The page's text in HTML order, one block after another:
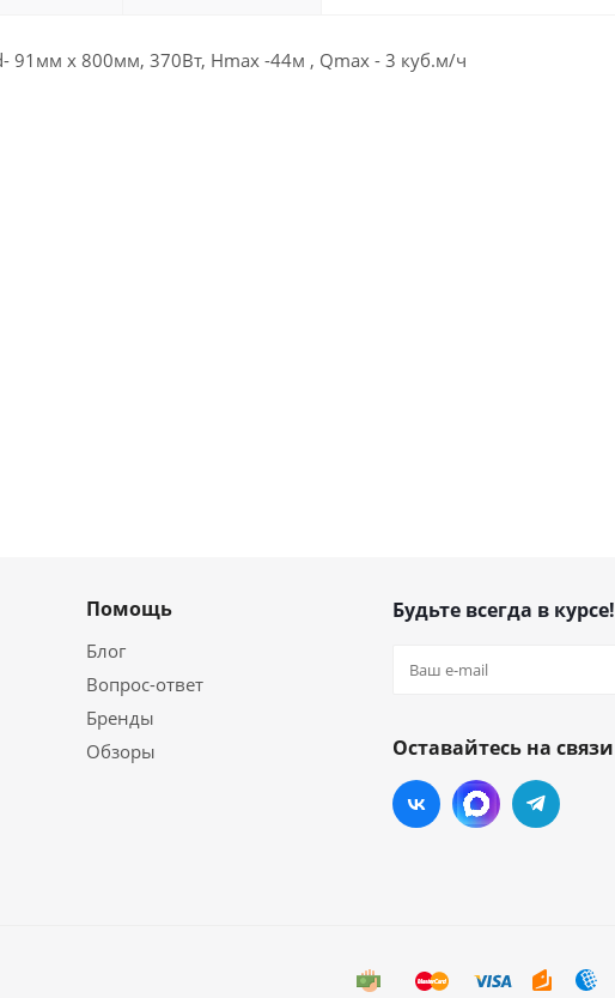
91мм х 800мм, 370Вт, Нmax -44м , Qmax - 3 куб.м/ч
Помощь
Блог
Вопрос-ответ
Бренды
Обзоры
Будьте всегда в курсе!
Оставайтесь на связи